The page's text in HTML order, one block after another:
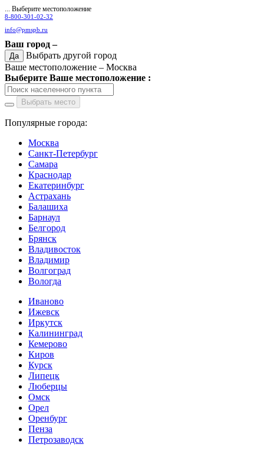
... Выберите местоположение
8-800-301-02-32
info@pmspb.ru
Ваш город –
Да
Выбрать другой город
Ваше местоположение – Москва
Выберите Ваше местоположение :
Выбрать место
Популярные города:
Москва
Санкт-Петербург
Самара
Краснодар
Екатеринбург
Астрахань
Балашиха
Барнаул
Белгород
Брянск
Владивосток
Владимир
Волгоград
Вологда
Иваново
Ижевск
Иркутск
Калининград
Кемерово
Киров
Курск
Липецк
Люберцы
Омск
Орел
Оренбург
Пенза
Петрозаводск